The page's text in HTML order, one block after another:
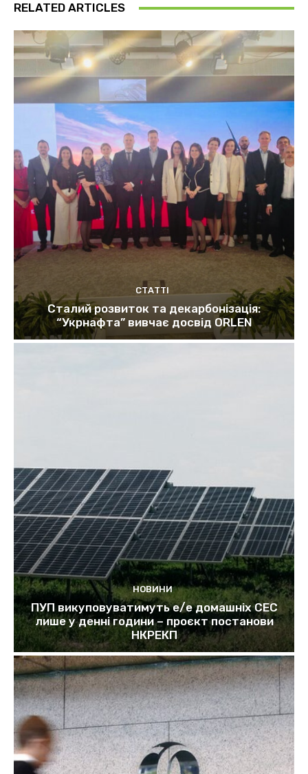
RELATED ARTICLES
СТАТТІ
Сталий розвиток та декарбонізація:
“Укрнафта” вивчає досвід ORLEN
НОВИНИ
ПУП викуповуватимуть е/е домашніх СЕС
лише у денні години – проєкт постанови
НКРЕКП